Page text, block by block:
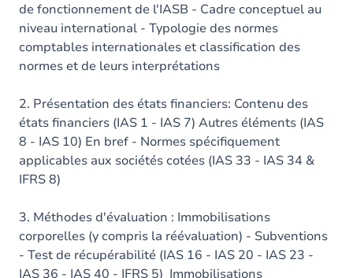
de fonctionnement de l'IASB - Cadre conceptuel au
niveau international - Typologie des normes
comptables internationales et classification des
normes et de leurs interprétations
2. Présentation des états financiers: Contenu des
états financiers (IAS 1 - IAS 7) Autres éléments (IAS
8 - IAS 10) En bref - Normes spécifiquement
applicables aux sociétés cotées (IAS 33 - IAS 34 &
IFRS 8)
3. Méthodes d'évaluation : Immobilisations
corporelles (y compris la réévaluation) - Subventions
- Test de récupérabilité (IAS 16 - IAS 20 - IAS 23 -
IAS 36 - IAS 40 - IFRS 5) Immobilisations